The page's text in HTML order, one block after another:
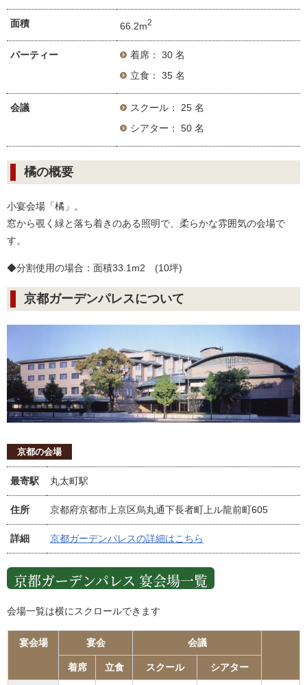
面積 66.2m2
パーティー
着席： 30 名
立食： 35 名
会議
スクール： 25 名
シアター： 50 名
橘の概要
小宴会場「橘」。
窓から覗く緑と落ち着きのある照明で、柔らかな雰囲気の会場で
す。
◆分割使用の場合：面積33.1m2 (10坪)
京都ガーデンパレスについて
京都の会場
最寄駅 丸太町駅
住所 京都府京都市上京区烏丸通下長者町上ル龍前町605
詳細 京都ガーデンパレスの詳細はこちら
京都ガーデンパレス 宴会場一覧
会場一覧は横にスクロールできます
宴会場 宴会 会議
着席 立食 スクール シアター